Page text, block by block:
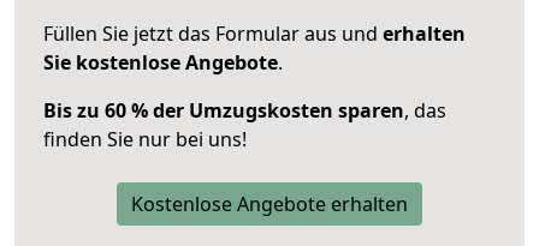
Füllen Sie jetzt das Formular aus und erhalten
Sie kostenlose Angebote.
Bis zu 60 % der Umzugskosten sparen, das
finden Sie nur bei uns!
Kostenlose Angebote erhalten